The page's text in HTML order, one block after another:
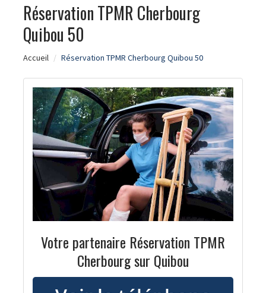
Réservation TPMR Cherbourg
Quibou 50
Accueil Réservation TPMR Cherbourg Quibou 50
Votre partenaire Réservation TPMR
Cherbourg sur Quibou